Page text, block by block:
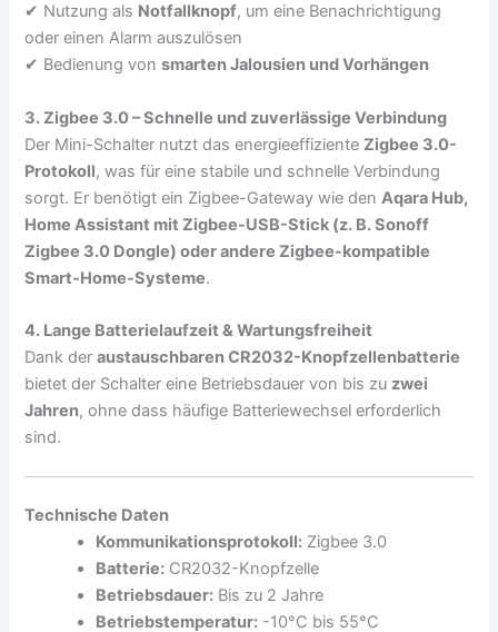
✔ Nutzung als Notfallknopf, um eine Benachrichtigung
oder einen Alarm auszulösen
✔ Bedienung vonsmarten Jalousien und Vorhängen
3. Zigbee 3.0 – Schnelle und zuverlässige Verbindung
Der Mini-Schalter nutzt das energieeffizienteZigbee 3.0-
Protokoll, was für eine stabile und schnelle Verbindung
sorgt. Er benötigt ein Zigbee-Gateway wie denAqara Hub,
Home Assistant mit Zigbee-USB-Stick (z. B. Sonoff
Zigbee 3.0 Dongle) oder andere Zigbee-kompatible
Smart-Home-Systeme.
4. Lange Batterielaufzeit & Wartungsfreiheit
Dank deraustauschbaren CR2032-Knopfzellenbatterie
bietet der Schalter eine Betriebsdauer von bis zu zwei
Jahren, ohne dass häufige Batteriewechsel erforderlich
sind.
Technische Daten
Kommunikationsprotokoll: Zigbee 3.0
Batterie: CR2032-Knopfzelle
Betriebsdauer: Bis zu 2 Jahre
Betriebstemperatur: -10°C bis 55°C